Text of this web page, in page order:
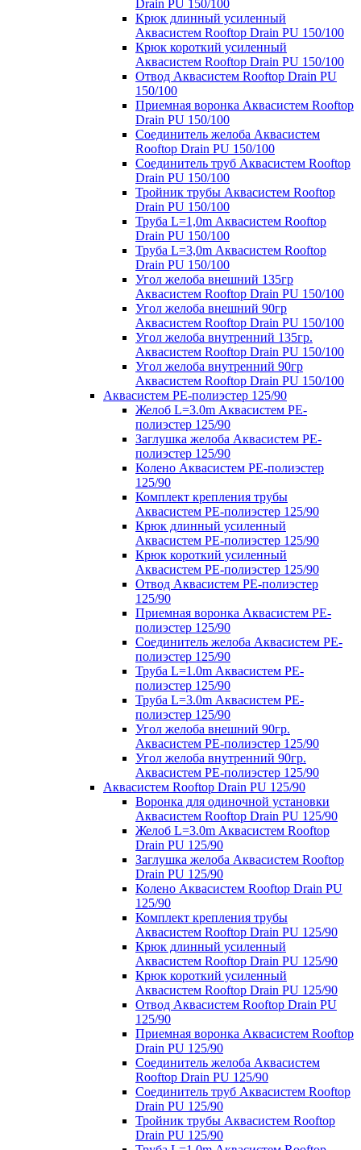
Drain PU 150/100
Крюк длинный усиленный
Аквасистем Rooftop Drain PU 150/100
Крюк короткий усиленный
Аквасистем Rooftop Drain PU 150/100
Отвод Аквасистем Rooftop Drain PU
150/100
Приемная воронка Аквасистем Rooftop
Drain PU 150/100
Соединитель желоба Аквасистем
Rooftop Drain PU 150/100
Соединитель труб Аквасистем Rooftop
Drain PU 150/100
Тройник трубы Аквасистем Rooftop
Drain PU 150/100
Труба L=1,0m Аквасистем Rooftop
Drain PU 150/100
Труба L=3,0m Аквасистем Rooftop
Drain PU 150/100
Угол желоба внешний 135гр
Аквасистем Rooftop Drain PU 150/100
Угол желоба внешний 90гр
Аквасистем Rooftop Drain PU 150/100
Угол желоба внутренний 135гр.
Аквасистем Rooftop Drain PU 150/100
Угол желоба внутренний 90гр
Аквасистем Rooftop Drain PU 150/100
Аквасистем PE-полиэстер 125/90
Желоб L=3.0m Аквасистем PE-
полиэстер 125/90
Заглушка желоба Аквасистем PE-
полиэстер 125/90
Колено Аквасистем PE-полиэстер
125/90
Комплект крепления трубы
Аквасистем PE-полиэстер 125/90
Крюк длинный усиленный
Аквасистем PE-полиэстер 125/90
Крюк короткий усиленный
Аквасистем PE-полиэстер 125/90
Отвод Аквасистем РЕ-полиэстер
125/90
Приемная воронка Аквасистем PE-
полиэстер 125/90
Соединитель желоба Аквасистем PE-
полиэстер 125/90
Труба L=1.0m Аквасистем PE-
полиэстер 125/90
Труба L=3.0m Аквасистем PE-
полиэстер 125/90
Угол желоба внешний 90гр.
Аквасистем PE-полиэстер 125/90
Угол желоба внутренний 90гр.
Аквасистем PE-полиэстер 125/90
Аквасистем Rooftop Drain PU 125/90
Воронка для одиночной установки
Аквасистем Rooftop Drain PU 125/90
Желоб L=3.0m Аквасистем Rooftop
Drain PU 125/90
Заглушка желоба Аквасистем Rooftop
Drain PU 125/90
Колено Аквасистем Rooftop Drain PU
125/90
Комплект крепления трубы
Аквасистем Rooftop Drain PU 125/90
Крюк длинный усиленный
Аквасистем Rooftop Drain PU 125/90
Крюк короткий усиленный
Аквасистем Rooftop Drain PU 125/90
Отвод Аквасистем Rooftop Drain PU
125/90
Приемная воронка Аквасистем Rooftop
Drain PU 125/90
Соединитель желоба Аквасистем
Rooftop Drain PU 125/90
Соединитель труб Аквасистем Rooftop
Drain PU 125/90
Тройник трубы Аквасистем Rooftop
Drain PU 125/90